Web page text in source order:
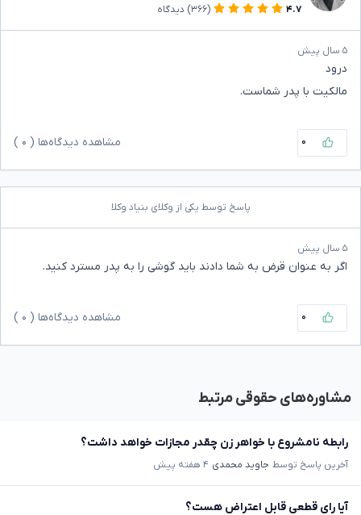
۴.۷
(۳۶۶) دیدگاه
۵ سال پیش
درود
مالکیت با پدر شماست.
۰ مشاهده دیدگاه‌ها ( ۰
پاسخ توسط یکی از وکلای بنیاد وکلا
۵ سال پیش
اگر به عنوان قرض به شما دادند باید گوشی را به پدر مسترد کنید.
۰ مشاهده دیدگاه‌ها ( ۰
مشاوره‌های حقوقی مرتبط
رابطه نامشروع با خواهر زن چقدر مجازات خواهد داشت؟
آخرین پاسخ توسط جاوید محمدی ۴ هفته پیش
آیا رای قطعی قابل اعتراض هست؟